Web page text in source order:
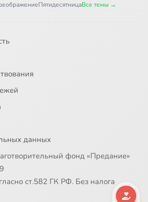
ПятидесятницаВсе темы →
данных
фонд «Предание»
ст.582 ГК РФ. Без налога